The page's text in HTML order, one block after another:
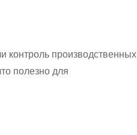
контроль производственных
полезно для